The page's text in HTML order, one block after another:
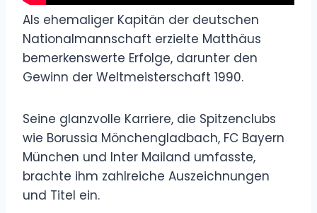
Als ehemaliger Kapitän der deutschen
Nationalmannschaft erzielte Matthäus
bemerkenswerte Erfolge, darunter den
Gewinn der Weltmeisterschaft 1990.
Seine glanzvolle Karriere, die Spitzenclubs
wie Borussia Mönchengladbach, FC Bayern
München und Inter Mailand umfasste,
brachte ihm zahlreiche Auszeichnungen
und Titel ein.